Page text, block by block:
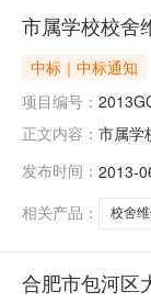
市属学校校舍
中标｜中标通知
项目编号：
正文内容： 市属学
号：
室等改
发布时间： 2013-
相关产品：
校舍
合肥市包河区